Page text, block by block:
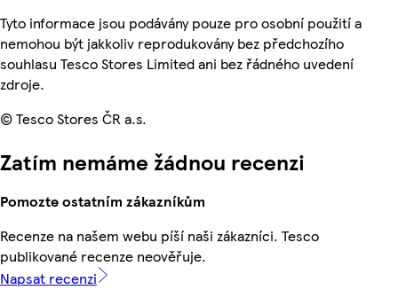
Tyto informace jsou podávány pouze pro osobní použití a
nemohou být jakkoliv reprodukovány bez předchozího
souhlasu Tesco Stores Limited ani bez řádného uvedení
zdroje.
© Tesco Stores ČR a.s.
Zatím nemáme žádnou recenzi
Pomozte ostatním zákazníkům
Recenze na našem webu píší naši zákazníci. Tesco
publikované recenze neověřuje.
Napsat recenzi